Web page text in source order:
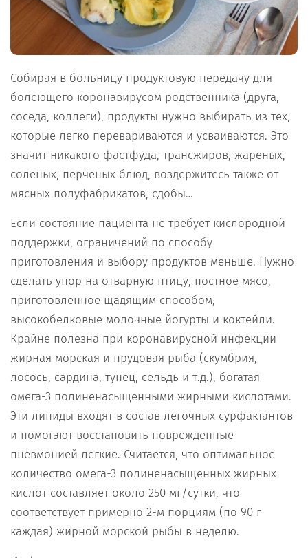
Собирая в больницу продуктовую передачу для
болеющего коронавирусом родственника (друга,
соседа, коллеги), продукты нужно выбирать из тех,
которые легко перевариваются и усваиваются. Это
значит никакого фастфуда, трансжиров, жареных,
соленых, перченых блюд, воздержитесь также от
мясных полуфабрикатов, сдобы…
Если состояние пациента не требует кислородной
поддержки, ограничений по способу
приготовления и выбору продуктов меньше. Нужно
сделать упор на отварную птицу, постное мясо,
приготовленное щадящим способом,
высокобелковые молочные йогурты и коктейли.
Крайне полезна при коронавирусной инфекции
жирная морская и прудовая рыба (скумбрия,
лосось, сардина, тунец, сельдь и т.д.), богатая
омега-3 полиненасыщенными жирными кислотами.
Эти липиды входят в состав легочных сурфактантов
и помогают восстановить поврежденные
пневмонией легкие. Считается, что оптимальное
количество омега-3 полиненасыщенных жирных
кислот составляет около 250 мг/сутки, что
соответствует примерно 2-м порциям (по 90 г
каждая) жирной морской рыбы в неделю.